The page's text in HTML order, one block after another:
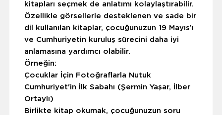
kitapları seçmek de anlatımı kolaylaştırabilir.
Özellikle görsellerle desteklenen ve sade bir
dil kullanılan kitaplar, çocuğunuzun 19 Mayıs’ı
ve Cumhuriyetin kuruluş sürecini daha iyi
anlamasına yardımcı olabilir.
Örneğin:
Çocuklar İçin Fotoğraflarla Nutuk
Cumhuriyet'in İlk Sabahı (Şermin Yaşar, İlber
Ortaylı)
Birlikte kitap okumak, çocuğunuzun soru